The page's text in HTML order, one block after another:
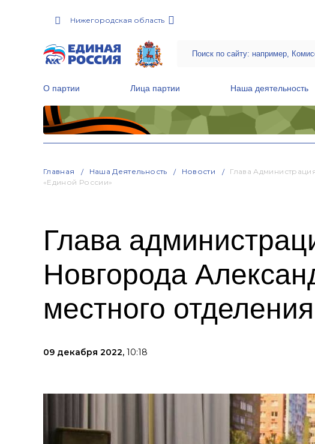
Нижегородская область
О партии Лица партии Наша деятельность
Главная Наша Деятельность Новости
Глава
«Единой России»
Глава
Новгорода
местного
09 декабря 2022, 10:18